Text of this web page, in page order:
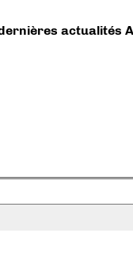
actualités